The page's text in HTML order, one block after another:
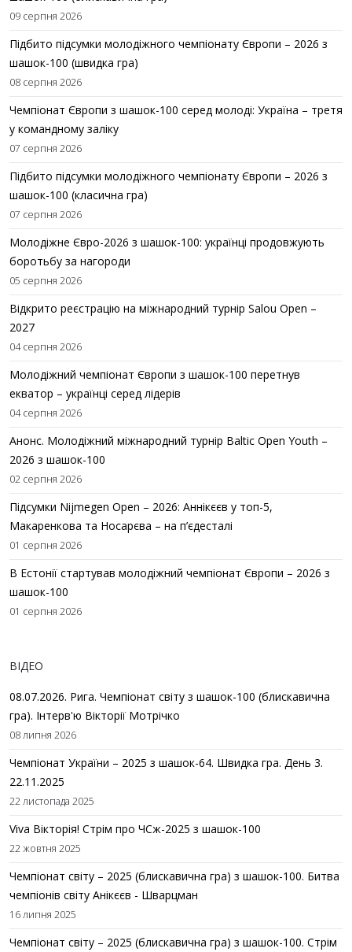
09 серпня 2026
Підбито підсумки молодіжного чемпіонату Європи – 2026 з
шашок-100 (швидка гра)
08 серпня 2026
Чемпіонат Європи з шашок-100 серед молоді: Україна – третя
у командному заліку
07 серпня 2026
Підбито підсумки молодіжного чемпіонату Європи – 2026 з
шашок-100 (класична гра)
07 серпня 2026
Молодіжне Євро-2026 з шашок-100: українці продовжують
боротьбу за нагороди
05 серпня 2026
Відкрито реєстрацію на міжнародний турнір Salou Open –
2027
04 серпня 2026
Молодіжний чемпіонат Європи з шашок-100 перетнув
екватор – українці серед лідерів
04 серпня 2026
Анонс. Молодіжний міжнародний турнір Baltic Open Youth –
2026 з шашок-100
02 серпня 2026
Підсумки Nijmegen Open – 2026: Аннікєєв у топ-5,
Макаренкова та Носарєва – на п’єдесталі
01 серпня 2026
В Естонії стартував молодіжний чемпіонат Європи – 2026 з
шашок-100
01 серпня 2026
ВІДЕО
08.07.2026. Рига. Чемпіонат світу з шашок-100 (блискавична
гра). Інтерв'ю Вікторії Мотрічко
08 липня 2026
Чемпіонат України – 2025 з шашок-64. Швидка гра. День 3.
22.11.2025
22 листопада 2025
Viva Вікторія! Стрім про ЧСж-2025 з шашок-100
22 жовтня 2025
Чемпіонат світу – 2025 (блискавична гра) з шашок-100. Битва
чемпіонів світу Анікєєв - Шварцман
16 липня 2025
Чемпіонат світу – 2025 (блискавична гра) з шашок-100. Стрім